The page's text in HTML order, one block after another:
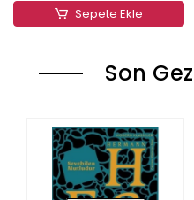
Sepete Ekle
Son